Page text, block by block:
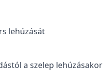
lehúzását
a szelep lehúzásakor